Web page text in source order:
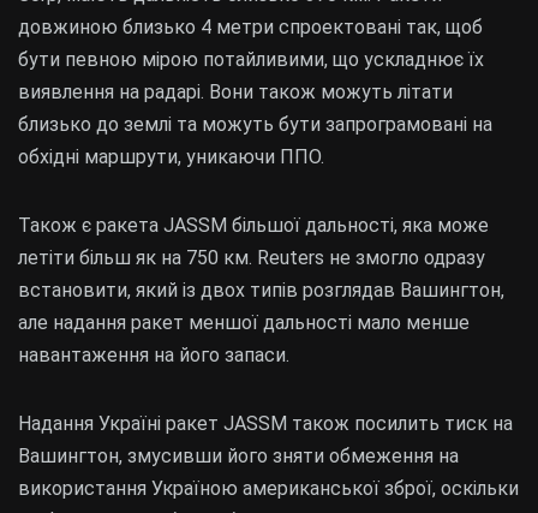
довжиною близько 4 метри спроектовані так, щоб
бути певною мірою потайливими, що ускладнює їх
виявлення на радарі. Вони також можуть літати
близько до землі та можуть бути запрограмовані на
обхідні маршрути, уникаючи ППО.
Також є ракета JASSM більшої дальності, яка може
летіти більш як на 750 км. Reuters не змогло одразу
встановити, який із двох типів розглядав Вашингтон,
але надання ракет меншої дальності мало менше
навантаження на його запаси.
Надання Україні ракет JASSM також посилить тиск на
Вашингтон, змусивши його зняти обмеження на
використання Україною американської зброї, оскільки